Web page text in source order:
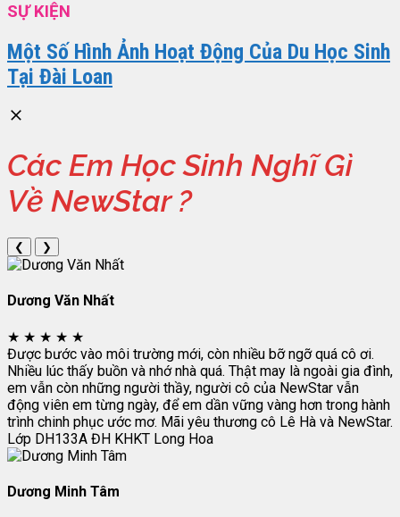
SỰ KIỆN
Một Số Hình Ảnh Hoạt Động Của Du Học Sinh
Tại Đài Loan
Các Em Học Sinh Nghĩ Gì
Về NewStar ?
❮ ❯
Dương Văn Nhất
★ ★ ★ ★ ★
Được bước vào môi trường mới, còn nhiều bỡ ngỡ quá cô ơi.
Nhiều lúc thấy buồn và nhớ nhà quá. Thật may là ngoài gia đình,
em vẫn còn những người thầy, người cô của NewStar vẫn
động viên em từng ngày, để em dần vững vàng hơn trong hành
trình chinh phục ước mơ. Mãi yêu thương cô Lê Hà và NewStar.
Lớp DH133A ĐH KHKT Long Hoa
Dương Minh Tâm